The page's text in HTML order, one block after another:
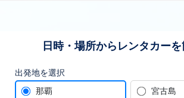
日時・場所からレンタカー
出発地を選択
那覇
宮古島